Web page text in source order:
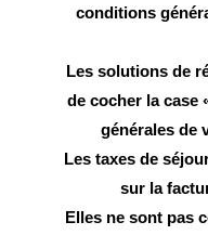
conditions
Les solutions de
de cocher la case
générales de
Les taxes de
sur la
Elles ne sont pas